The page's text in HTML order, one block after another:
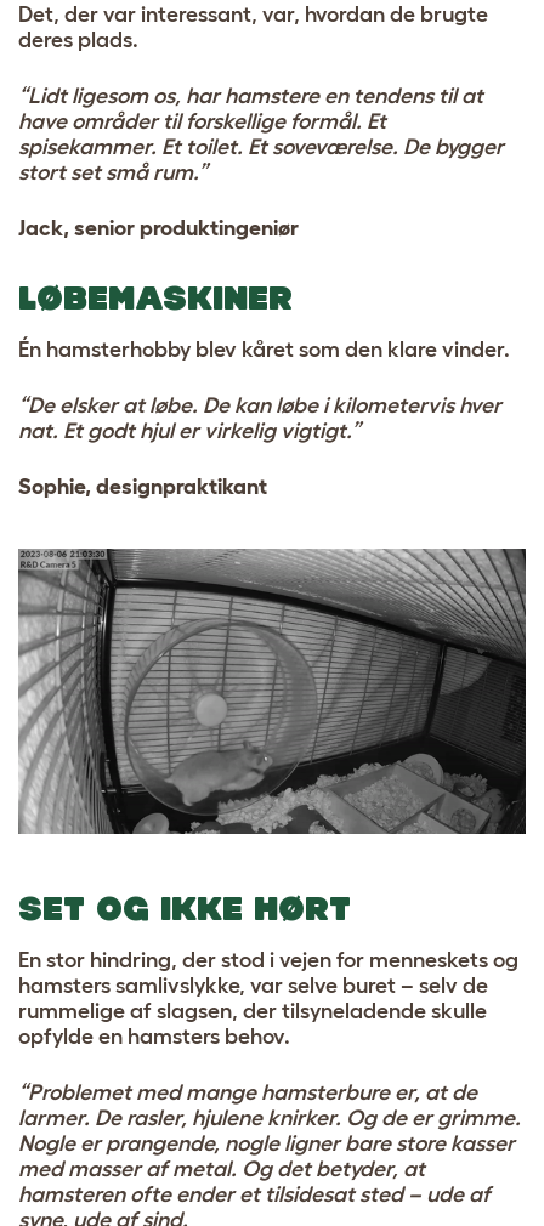
Det, der var interessant, var, hvordan de brugte
deres plads.
“Lidt ligesom os, har hamstere en tendens til at
have områder til forskellige formål. Et
spisekammer. Et toilet. Et soveværelse. De bygger
stort set små rum.”
Jack, senior produktingeniør
LØBEMASKINER
Én hamsterhobby blev kåret som den klare vinder.
“De elsker at løbe. De kan løbe i kilometervis hver
nat. Et godt hjul er virkelig vigtigt.”
Sophie, designpraktikant
SET OG IKKE HØRT
En stor hindring, der stod i vejen for menneskets og
hamsters samlivslykke, var selve buret – selv de
rummelige af slagsen, der tilsyneladende skulle
opfylde en hamsters behov.
“Problemet med mange hamsterbure er, at de
larmer. De rasler, hjulene knirker. Og de er grimme.
Nogle er prangende, nogle ligner bare store kasser
med masser af metal. Og det betyder, at
hamsteren ofte ender et tilsidesat sted – ude af
syne, ude af sind.